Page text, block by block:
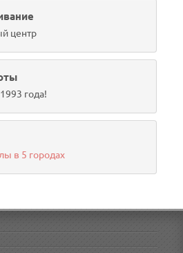
центр
года!
в 5 городах